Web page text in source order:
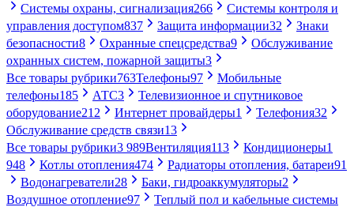
Системы охраны, сигнализация266
Системы контроля и
управления доступом837 Защита информации32
Знаки
безопасности8 Охранные спецсредства9
Обслуживание
охранных систем, пожарной защиты3
Все товары рубрики763Телефоны97
Мобильные
телефоны185 АТС3
Телевизионное и спутниковое
оборудование212 Интернет провайдеры1 Телефония32
Обслуживание средств связи13
Все товары рубрики3 989Вентиляция113 Кондиционеры1
948
Котлы отопления474 Радиаторы отопления, батареи91
Водонагреватели28 Баки, гидроаккумуляторы2
Воздушное отопление97
Теплый пол и кабельные системы